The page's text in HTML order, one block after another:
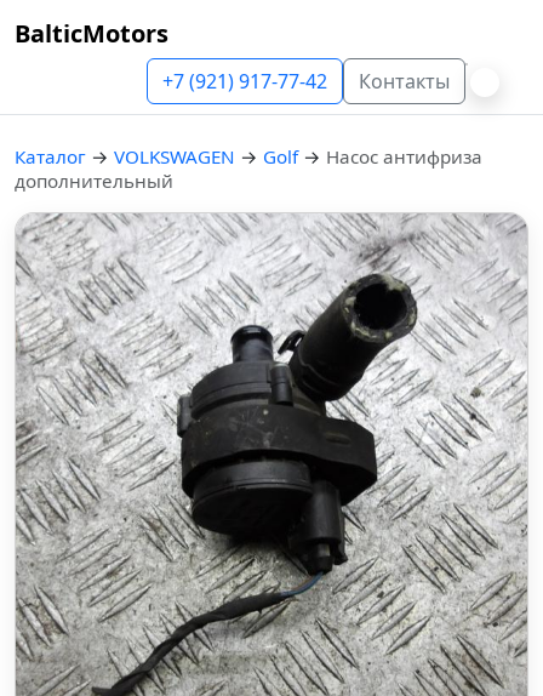
BalticMotors
+7 (921) 917-77-42 Контакты
Каталог → VOLKSWAGEN → Golf → Насос антифриза
дополнительный